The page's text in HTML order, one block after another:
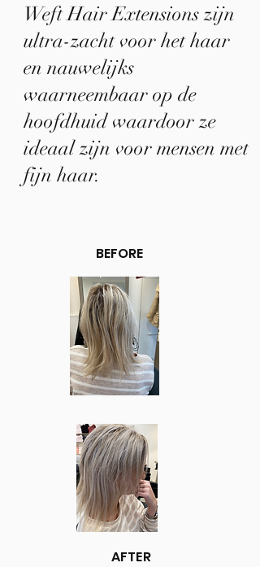
Weft Hair Extensions zijn
ultra-zacht voor het haar
en nauwelijks
waarneembaar op de
hoofdhuid waardoor ze
ideaal zijn voor mensen met
fijn haar.
BEFORE
AFTER